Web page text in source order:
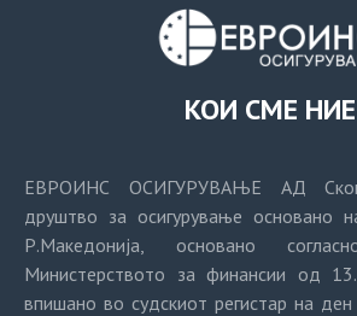
КОИ СМЕ НИЕ
ЕВРОИНС ОСИГУРУВАЊЕ АД
друштво за осигурување основано
Р.Македонија, основано
Министерството за финансии од
впишано во судскиот регистар на